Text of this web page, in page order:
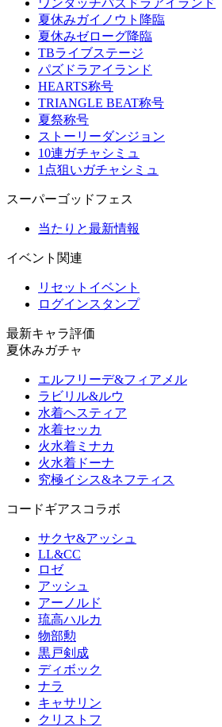
ワンタッチパズドラアイランド
夏休みガイノウト降臨
夏休みゼローグ降臨
TBライブステージ
パズドラアイランド
HEARTS称号
TRIANGLE BEAT称号
夏祭称号
ストーリーダンジョン
10連ガチャシミュ
1点狙いガチャシミュ
スーパーゴッドフェス
当たりと最新情報
イベント関連
リセットイベント
ログインスタンプ
最新キャラ評価
夏休みガチャ
エルフリーデ&フィアメル
ラビリル&ルウ
水着ヘスティア
水着セッカ
火水着ミナカ
火水着ドーナ
究極イシス&ネフティス
コードギアスコラボ
サクヤ&アッシュ
LL&CC
ロゼ
アッシュ
アーノルド
琉高ハルカ
物部勲
黒戸剣成
ディボック
ナラ
キャサリン
クリストフ